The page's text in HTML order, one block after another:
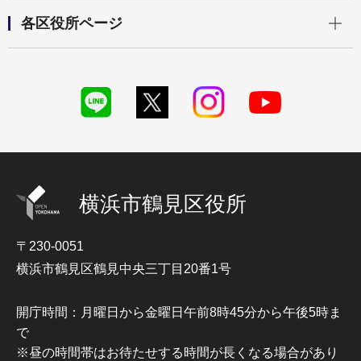
各区役所ページ
横浜市鶴見区役所
〒230-0051
横浜市鶴見区鶴見中央三丁目20番1号
開庁時間：月曜日から金曜日午前8時45分から午後5時ま
で
※昼の時間帯はお待たせする時間が長くなる場合があり